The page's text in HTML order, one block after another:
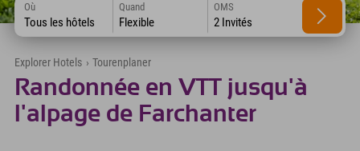
Où
Tous les hôtels
Quand
Flexible
OMS
2 Invités
Explorer Hotels › Tourenplaner
Randonnée en VTT jusqu'à
l'alpage de Farchanter